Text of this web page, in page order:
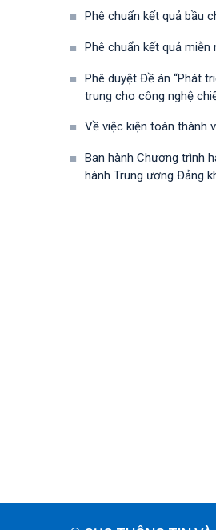
Phê chuẩn kết quả bầu
Phê chuẩn kết quả miễn
Phê duyệt Đề án “Phát
trung cho công nghệ
Về việc kiện toàn thành
Ban hành Chương trình
hành Trung ương Đảng